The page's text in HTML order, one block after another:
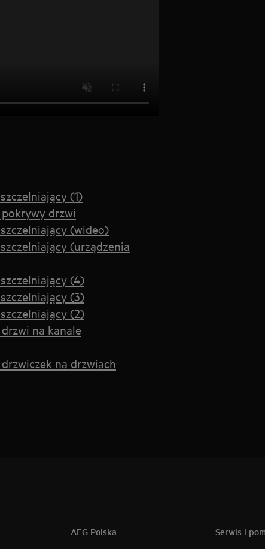
(1)
drzwi
(wideo)
(urządzenia
(4)
(3)
(2)
na kanale
na drzwiach
AEG Polska Serwis i